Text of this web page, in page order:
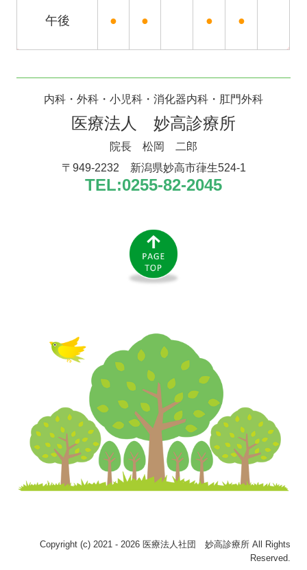
午後 ● ● ● ●
内科・外科・小児科 ・ 消化器内科・肛門外科
医療法人 妙高診療所
院長 松岡 二郎
〒949-2232 新潟県妙高市葎生524-1
TEL:0255-82-2045
Copyright (c) 2021 - 2026 医療法人社団 妙高診療所 All Rights
Reserved.